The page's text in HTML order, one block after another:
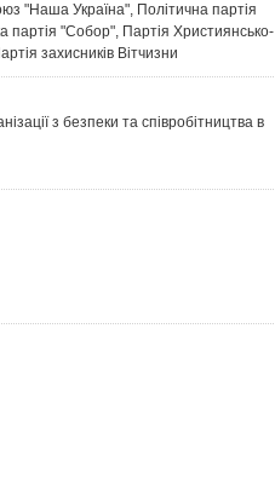
Україна", Політична партія
партія "Собор", Партія Християнсько-
захисників Вітчизни
з безпеки та співробітництва в